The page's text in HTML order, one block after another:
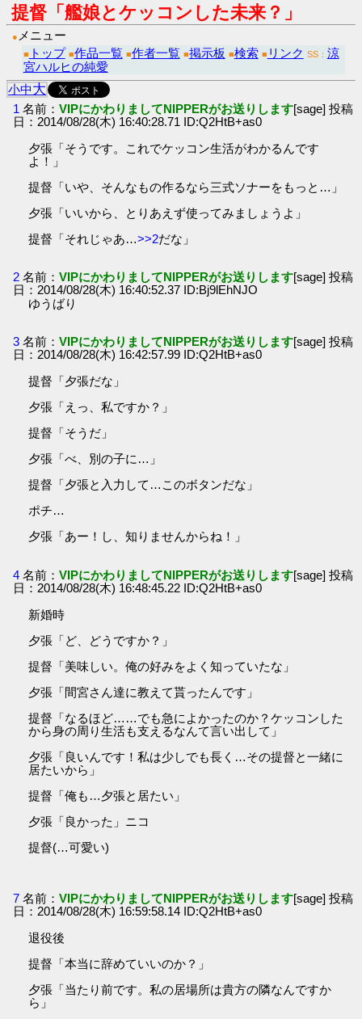
提督「艦娘とケッコンした未来？」
● メニュー
■ トップ ■作品一覧 ■作者一覧 ■掲示板 ■検索 ■ リンク SS： 涼
宮ハルヒの純愛
小中大
1 名前：VIPにかわりましてNIPPERがお送りします[sage] 投稿
日：2014/08/28(木) 16:40:28.71 ID:Q2HtB+as0
夕張「そうです。これでケッコン生活がわかるんです
よ！」
提督「いや、そんなもの作るなら三式ソナーをもっと…」
夕張「いいから、とりあえず使ってみましょうよ」
提督「それじゃあ…>>2だな」
2 名前：VIPにかわりましてNIPPERがお送りします[sage] 投稿
日：2014/08/28(木) 16:40:52.37 ID:Bj9lEhNJO
ゆうばり
3 名前：VIPにかわりましてNIPPERがお送りします[sage] 投稿
日：2014/08/28(木) 16:42:57.99 ID:Q2HtB+as0
提督「夕張だな」
夕張「えっ、私ですか？」
提督「そうだ」
夕張「べ、別の子に…」
提督「夕張と入力して…このボタンだな」
ポチ…
夕張「あー！し、知りませんからね！」
4 名前：VIPにかわりましてNIPPERがお送りします[sage] 投稿
日：2014/08/28(木) 16:48:45.22 ID:Q2HtB+as0
新婚時
夕張「ど、どうですか？」
提督「美味しい。俺の好みをよく知っていたな」
夕張「間宮さん達に教えて貰ったんです」
提督「なるほど……でも急によかったのか？ケッコンした
から身の周り生活も支えるなんて言い出して」
夕張「良いんです！私は少しでも長く…その提督と一緒に
居たいから」
提督「俺も…夕張と居たい」
夕張「良かった」ニコ
提督(…可愛い)
7 名前：VIPにかわりましてNIPPERがお送りします[sage] 投稿
日：2014/08/28(木) 16:59:58.14 ID:Q2HtB+as0
退役後
提督「本当に辞めていいのか？」
夕張「当たり前です。私の居場所は貴方の隣なんですか
ら」